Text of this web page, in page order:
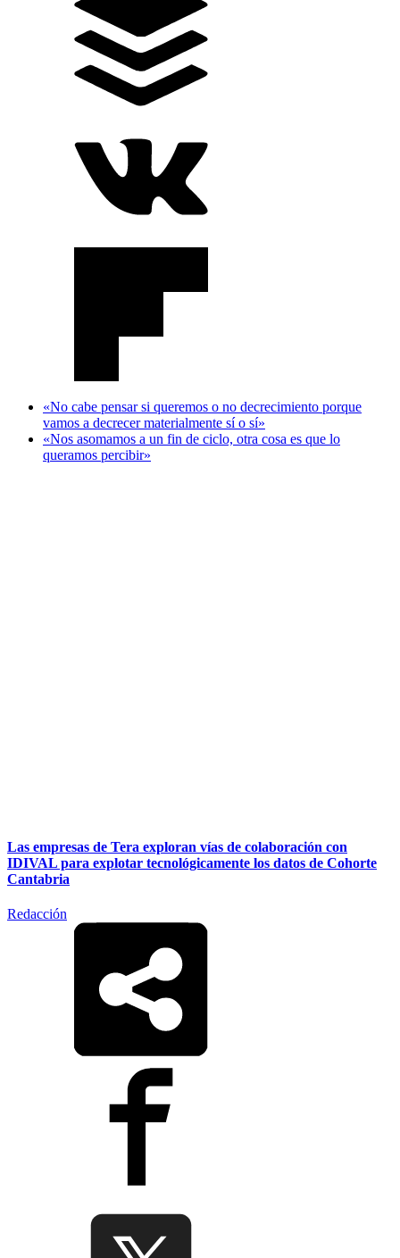
«No cabe pensar si queremos o no decrecimiento porque
vamos a decrecer materialmente sí o sí»
«Nos asomamos a un fin de ciclo, otra cosa es que lo
queramos percibir»
Las empresas de Tera exploran vías de colaboración con
IDIVAL para explotar tecnológicamente los datos de Cohorte
Cantabria
Redacción